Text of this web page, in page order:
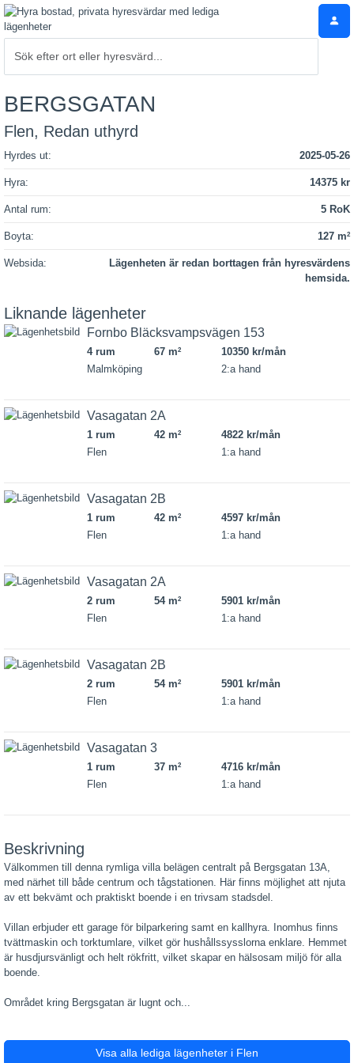
BERGSGATAN
Flen, Redan uthyrd
Hyrdes ut: 2025-05-26
Hyra: 14375 kr
Antal rum: 5 RoK
Boyta: 127 m2
Websida:
Lägenheten är redan borttagen från hyresvärdens
hemsida.
Liknande lägenheter
Fornbo Bläcksvampsvägen 153
4 rum 67 m2
10350 kr/mån
Malmköping
2:a hand
Vasagatan 2A
1 rum 42 m2
4822 kr/mån
Flen
1:a hand
Vasagatan 2B
1 rum 42 m2
4597 kr/mån
Flen
1:a hand
Vasagatan 2A
2 rum 54 m2
5901 kr/mån
Flen
1:a hand
Vasagatan 2B
2 rum 54 m2
5901 kr/mån
Flen
1:a hand
Vasagatan 3
1 rum 37 m2
4716 kr/mån
Flen
1:a hand
Beskrivning
Välkommen till denna rymliga villa belägen centralt på Bergsgatan 13A,
med närhet till både centrum och tågstationen. Här finns möjlighet att njuta
av ett bekvämt och praktiskt boende i en trivsam stadsdel.
Villan erbjuder ett garage för bilparkering samt en kallhyra. Inomhus finns
tvättmaskin och torktumlare, vilket gör hushållssysslorna enklare. Hemmet
är husdjursvänligt och helt rökfritt, vilket skapar en hälsosam miljö för alla
boende.
Området kring Bergsgatan är lugnt och...
Visa alla lediga lägenheter i Flen